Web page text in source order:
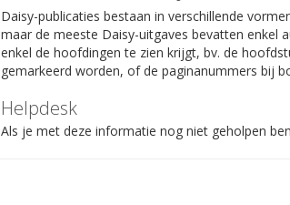
Daisy-publicaties bestaan in verschillende
maar de meeste Daisy-uitgaves bevatten enkel
enkel de hoofdingen te zien krijgt, bv. de
gemarkeerd worden, of de paginanummers bij
Helpdesk
Als je met deze informatie nog niet geholpen